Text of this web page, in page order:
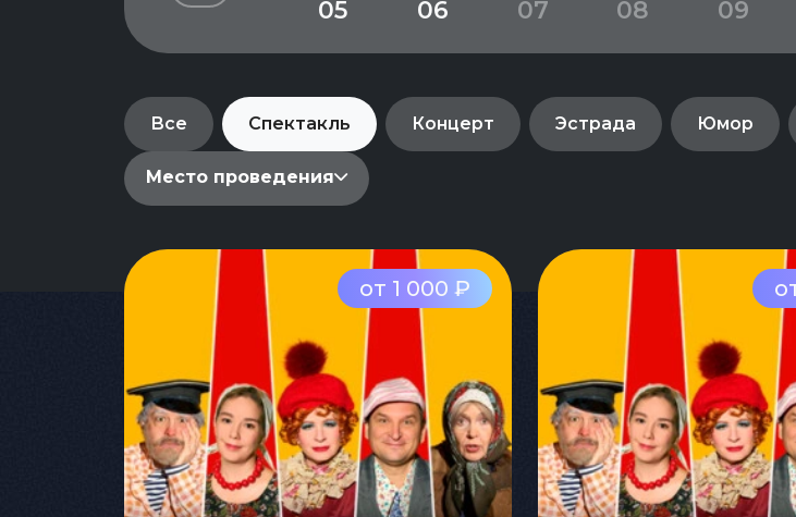
05 06 07 08 09
Все Спектакль Концерт Эстрада Юмор
Место проведения
от 1 000 ₽